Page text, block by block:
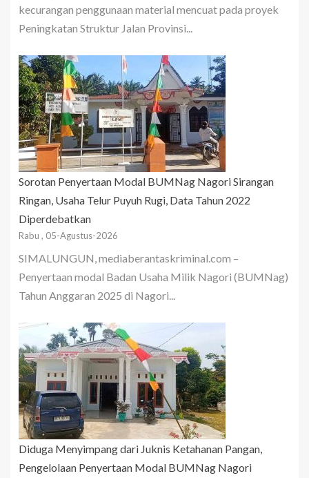
kecurangan penggunaan material mencuat pada proyek
Peningkatan Struktur Jalan Provinsi...
Sorotan Penyertaan Modal BUMNag Nagori Sirangan
Ringan, Usaha Telur Puyuh Rugi, Data Tahun 2022
Diperdebatkan
Rabu , 05-Agustus-2026
SIMALUNGUN, mediaberantaskriminal.com –
Penyertaan modal Badan Usaha Milik Nagori (BUMNag)
Tahun Anggaran 2025 di Nagori...
Diduga Menyimpang dari Juknis Ketahanan Pangan,
Pengelolaan Penyertaan Modal BUMNag Nagori